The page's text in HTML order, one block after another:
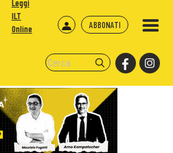
ABBONATI
Leggi
ILT
Online